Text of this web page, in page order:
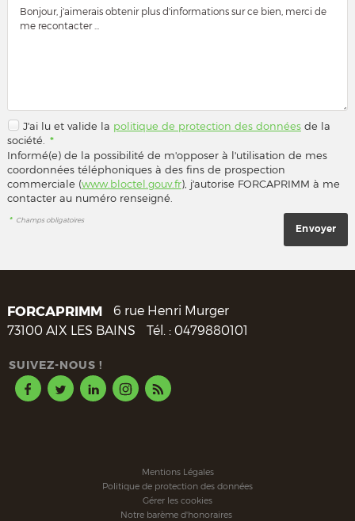
J'ai lu et valide la politique de protection des donnéesde la
société.
*
Informé(e) de la possibilité de m'opposer à l'utilisation de mes
coordonnées téléphoniques à des fins de prospection
commerciale (www.bloctel.gouv.fr), j'autorise FORCAPRIMM à me
contacter au numéro renseigné.
* Champs obligatoires
FORCAPRIMM
6 rue Henri Murger
73100 AIX LES BAINS Tél. : 0479880101
SUIVEZ-NOUS !
Mentions Légales
Politique de protection des données
Gérer les cookies
Notre barème d'honoraires